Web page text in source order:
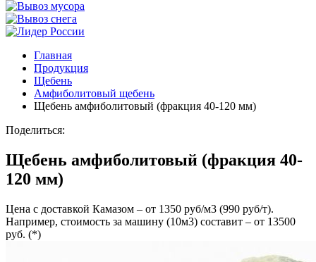
Главная
Продукция
Щебень
Амфиболитовый щебень
Щебень амфиболитовый (фракция 40-120 мм)
Поделиться:
Щебень амфиболитовый (фракция 40-
120 мм)
Цена с доставкой Камазом – от 1350 руб/м3 (990 руб/т).
Например, стоимость за машину (10м3) составит – от 13500
руб. (*)